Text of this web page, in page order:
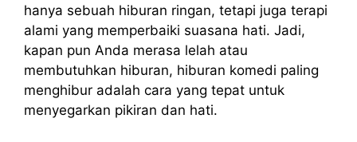
hanya sebuah hiburan ringan, tetapi juga terapi
alami yang memperbaiki suasana hati. Jadi,
kapan pun Anda merasa lelah atau
membutuhkan hiburan, hiburan komedi paling
menghibur adalah cara yang tepat untuk
menyegarkan pikiran dan hati.